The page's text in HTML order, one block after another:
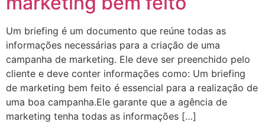
Um briefing é um documento que reúne todas as
informações necessárias para a criação de uma
campanha de marketing. Ele deve ser preenchido pelo
cliente e deve conter informações como: Um briefing
de marketing bem feito é essencial para a realização de
uma boa campanha.Ele garante que a agência de
marketing tenha todas as informações […]